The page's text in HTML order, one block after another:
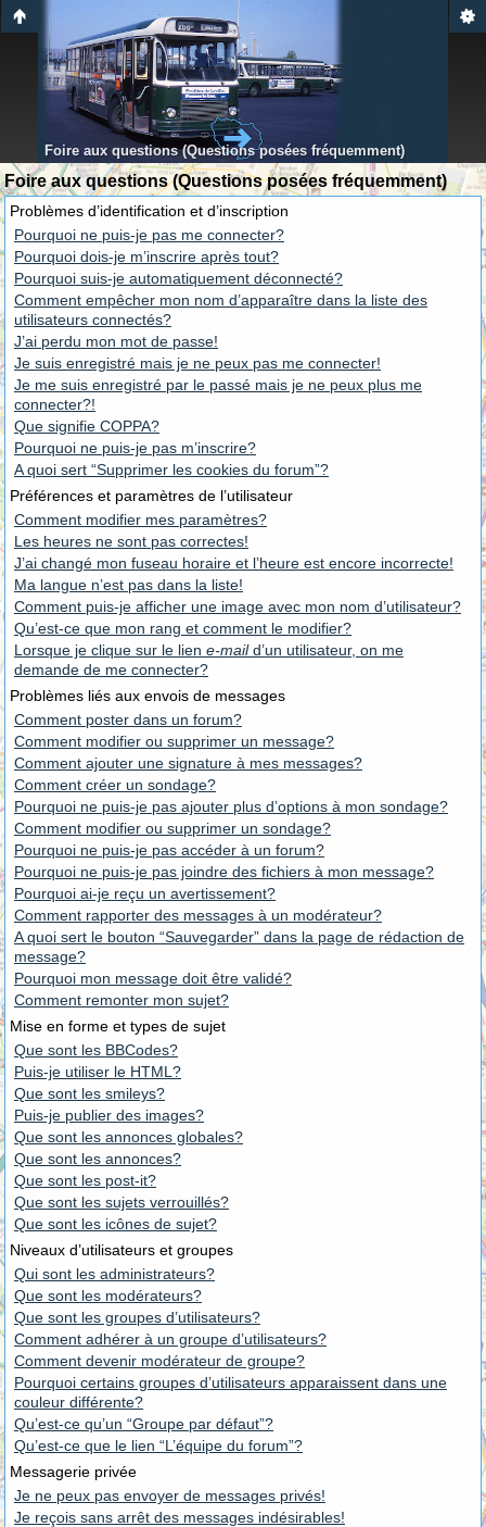
Foire aux questions (Questions posées fréquemment)
Foire aux questions (Questions posées fréquemment)
Problèmes d’identification et d’inscription
Pourquoi ne puis-je pas me connecter?
Pourquoi dois-je m’inscrire après tout?
Pourquoi suis-je automatiquement déconnecté?
Comment empêcher mon nom d’apparaître dans la liste des
utilisateurs connectés?
J’ai perdu mon mot de passe!
Je suis enregistré mais je ne peux pas me connecter!
Je me suis enregistré par le passé mais je ne peux plus me
connecter?!
Que signifie COPPA?
Pourquoi ne puis-je pas m’inscrire?
A quoi sert “Supprimer les cookies du forum”?
Préférences et paramètres de l’utilisateur
Comment modifier mes paramètres?
Les heures ne sont pas correctes!
J’ai changé mon fuseau horaire et l’heure est encore incorrecte!
Ma langue n’est pas dans la liste!
Comment puis-je afficher une image avec mon nom d’utilisateur?
Qu’est-ce que mon rang et comment le modifier?
Lorsque je clique sur le lien e-maild’un utilisateur, on me
demande de me connecter?
Problèmes liés aux envois de messages
Comment poster dans un forum?
Comment modifier ou supprimer un message?
Comment ajouter une signature à mes messages?
Comment créer un sondage?
Pourquoi ne puis-je pas ajouter plus d’options à mon sondage?
Comment modifier ou supprimer un sondage?
Pourquoi ne puis-je pas accéder à un forum?
Pourquoi ne puis-je pas joindre des fichiers à mon message?
Pourquoi ai-je reçu un avertissement?
Comment rapporter des messages à un modérateur?
A quoi sert le bouton “Sauvegarder” dans la page de rédaction de
message?
Pourquoi mon message doit être validé?
Comment remonter mon sujet?
Mise en forme et types de sujet
Que sont les BBCodes?
Puis-je utiliser le HTML?
Que sont les smileys?
Puis-je publier des images?
Que sont les annonces globales?
Que sont les annonces?
Que sont les post-it?
Que sont les sujets verrouillés?
Que sont les icônes de sujet?
Niveaux d’utilisateurs et groupes
Qui sont les administrateurs?
Que sont les modérateurs?
Que sont les groupes d’utilisateurs?
Comment adhérer à un groupe d’utilisateurs?
Comment devenir modérateur de groupe?
Pourquoi certains groupes d’utilisateurs apparaissent dans une
couleur différente?
Qu’est-ce qu’un “Groupe par défaut”?
Qu’est-ce que le lien “L’équipe du forum”?
Messagerie privée
Je ne peux pas envoyer de messages privés!
Je reçois sans arrêt des messages indésirables!